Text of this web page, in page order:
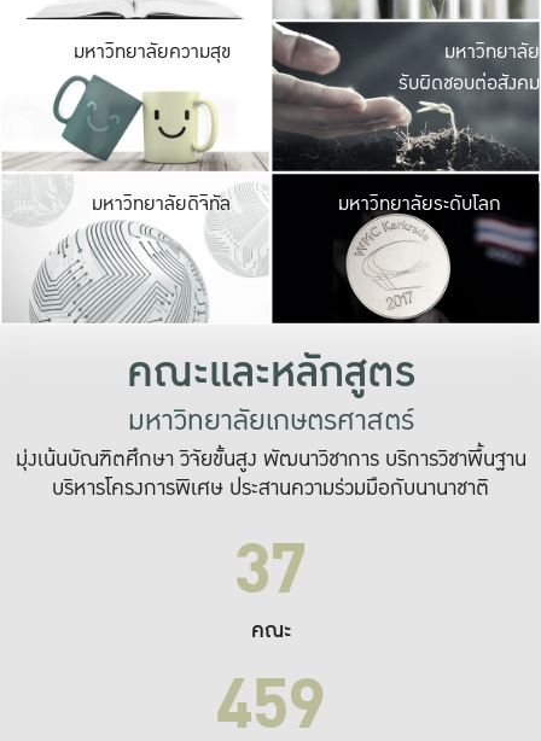
มหาวิทยาลัยความสุข มหาวิ
ค
เปิดประ
และพบเรื่องราวใ
มหาวิทยาลัย
รับผิดชอบต่อสังคม
มหาวิทยาลัยดิจิทัล มหาวิ
เปลี่ยนแปลง แล
เพื่อทำง
ระบบสารสนเทศ
มหาวิทยาลัยระดับโลก
คณะและหลักสูตร
มหาวิทยาลัยเกษตรศาสตร์
มุ่งเน้นบัณฑิตศึกษา วิจัยขั้นสูง พัฒนาวิชาการ บริการวิชาพื้นฐาน
บริหารโครงการพิเศษ ประสานความร่วมมือกับนานาชาติ
37
คณะ
459